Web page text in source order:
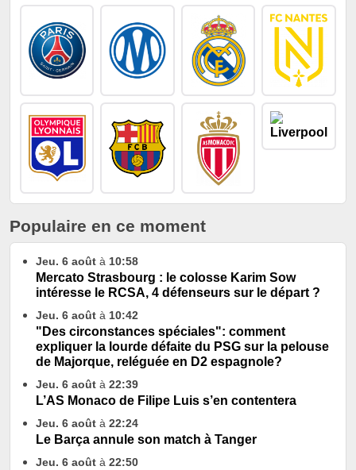
Populaire en ce moment
Jeu. 6 août à 10:58
Mercato Strasbourg : le colosse Karim Sow
intéresse le RCSA, 4 défenseurs sur le départ ?
Jeu. 6 août à 10:42
"Des circonstances spéciales": comment
expliquer la lourde défaite du PSG sur la pelouse
de Majorque, reléguée en D2 espagnole?
Jeu. 6 août à 22:39
L’AS Monaco de Filipe Luis s’en contentera
Jeu. 6 août à 22:24
Le Barça annule son match à Tanger
Jeu. 6 août à 22:50